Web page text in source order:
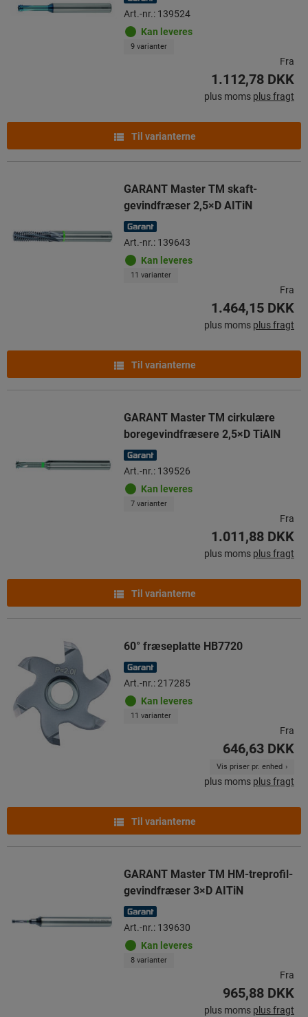
Art.-nr.: 139524
Kan leveres
9 varianter
Fra
1.112,78 DKK
plus moms plus fragt
Til varianterne
GARANT Master TM skaft-
gevindfræser 2,5×D AITiN
Art.-nr.: 139643
Kan leveres
11 varianter
Fra
1.464,15 DKK
plus moms plus fragt
Til varianterne
GARANT Master TM cirkulære
boregevindfræsere 2,5×D TiAlN
Art.-nr.: 139526
Kan leveres
7 varianter
Fra
1.011,88 DKK
plus moms plus fragt
Til varianterne
60° fræseplatte HB7720
Art.-nr.: 217285
Kan leveres
11 varianter
Fra
646,63 DKK
Vis priser pr. enhed
plus moms plus fragt
Til varianterne
GARANT Master TM HM-treprofil-
gevindfræser 3×D AITiN
Art.-nr.: 139630
Kan leveres
8 varianter
Fra
965,88 DKK
plus moms plus fragt